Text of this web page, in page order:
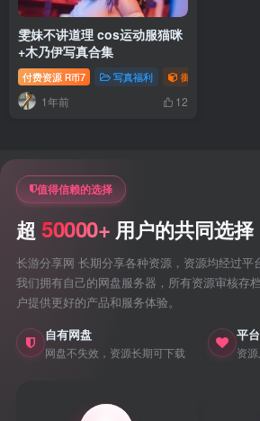
雯妹不讲道理 cos运动服猫咪
+木乃伊写真合集
付费资源 R币7 写真福利 御姐写真照片专题
1年前 12
值得信赖的选择
超50000+ 用户的共同选择
长游分享网 长期分享各种资源，资源均经过平
我们拥有自己的网盘服务器，所有资源审核存
户提供更好的产品和服务体验。
自有网盘
网盘不失效，资源长期可下载
平
资